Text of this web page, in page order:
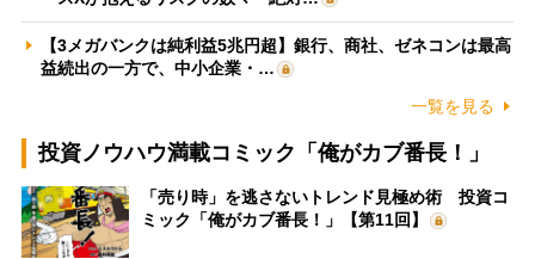
【3メガバンクは純利益5兆円超】銀行、商社、ゼネコンは最高
益続出の一方で、中小企業・…
一覧を見る
投資ノウハウ満載コミック「俺がカブ番長！」
「売り時」を逃さないトレンド見極め術 投資コ
ミック「俺がカブ番長！」【第11回】